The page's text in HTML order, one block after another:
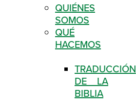
QUIÉNES
SOMOS
QUÉ
HACEMOS
TRADUCCIÓN
DE LA
BIBLIA